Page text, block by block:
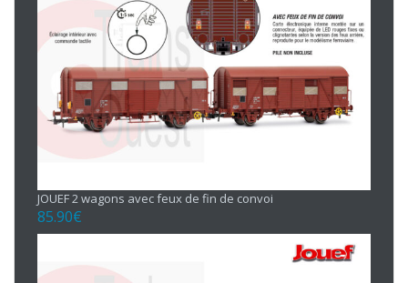
JOUEF 2 wagons avec feux de fin de convoi
85.90€